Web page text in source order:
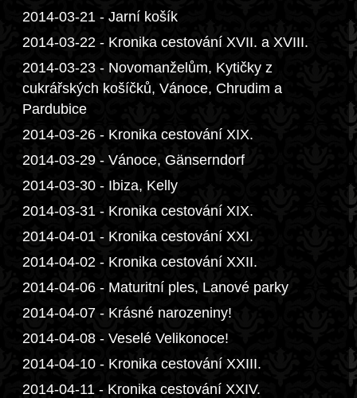
2014-03-21 - Jarní košík
2014-03-22 - Kronika cestování XVII. a XVIII.
2014-03-23 - Novomanželům, Kytičky z
cukrářských košíčků, Vánoce, Chrudim a
Pardubice
2014-03-26 - Kronika cestování XIX.
2014-03-29 - Vánoce, Gänserndorf
2014-03-30 - Ibiza, Kelly
2014-03-31 - Kronika cestování XIX.
2014-04-01 - Kronika cestování XXI.
2014-04-02 - Kronika cestování XXII.
2014-04-06 - Maturitní ples, Lanové parky
2014-04-07 - Krásné narozeniny!
2014-04-08 - Veselé Velikonoce!
2014-04-10 - Kronika cestování XXIII.
2014-04-11 - Kronika cestování XXIV.